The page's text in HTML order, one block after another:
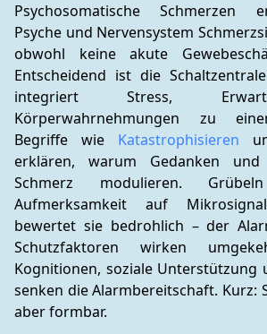
Psychosomatische Schmerzen
Psyche und Nervensystem
obwohl keine akute
Entscheidend ist die
integriert Stress,
Körperwahrnehmungen zu
Begriffe wie Katastrophisieren
erklären, warum Gedanken und
Schmerz modulieren.
Aufmerksamkeit auf
bewertet sie bedrohlich – der
Schutzfaktoren wirken
Kognitionen, soziale Unterstützung
senken die Alarmbereitschaft. Kurz:
aber formbar.